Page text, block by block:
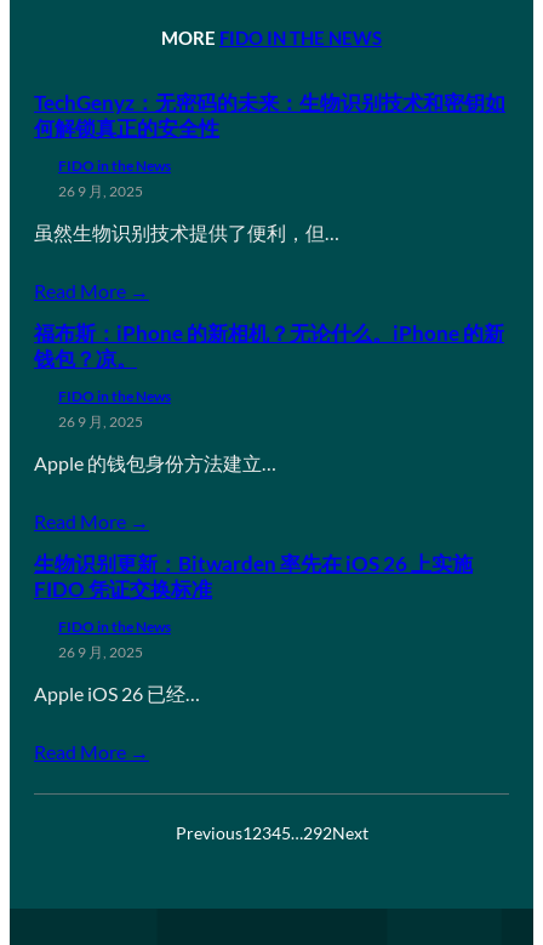
MORE FIDO IN THE NEWS
TechGenyz：无密码的未来：生物识别技术和密钥如
何解锁真正的安全性
FIDO in the News
26 9 月, 2025
虽然生物识别技术提供了便利，但…
Read More →
福布斯：iPhone 的新相机？无论什么。iPhone 的新
钱包？凉。
FIDO in the News
26 9 月, 2025
Apple 的钱包身份方法建立…
Read More →
生物识别更新：Bitwarden 率先在 iOS 26 上实施
FIDO 凭证交换标准
FIDO in the News
26 9 月, 2025
Apple iOS 26 已经…
Read More →
Previous12345…292Next